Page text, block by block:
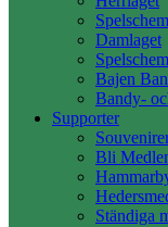
Damlaget
Bajen
Bandy-
Supporter
Bli
Ständiga